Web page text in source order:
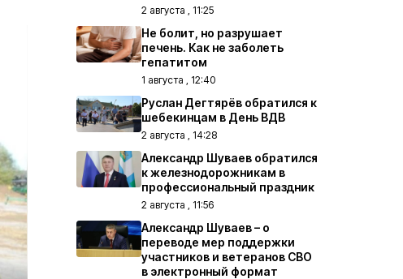
2 августа , 11:25
Не болит, но разрушает
печень. Как не заболеть
гепатитом
1 августа , 12:40
Руслан Дегтярёв обратился к
шебекинцам в День ВДВ
2 августа , 14:28
Александр Шуваев обратился
к железнодорожникам в
профессиональный праздник
2 августа , 11:56
Александр Шуваев – о
переводе мер поддержки
участников и ветеранов СВО
в электронный формат